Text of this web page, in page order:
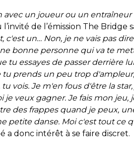
avec un joueur ou un entraîneur
de l’émission The Bridge
c'est un… Non, je ne vais pas
bonne personne qui va te
tu essayes de passer derrière
tu prends un peu trop
vois. Je m'en fous d'être la
je veux gagner. Je fais mon jeu,
des frappes quand je peux,
petite danse. Moi c'est tout ce
a donc intérêt à se faire discret.